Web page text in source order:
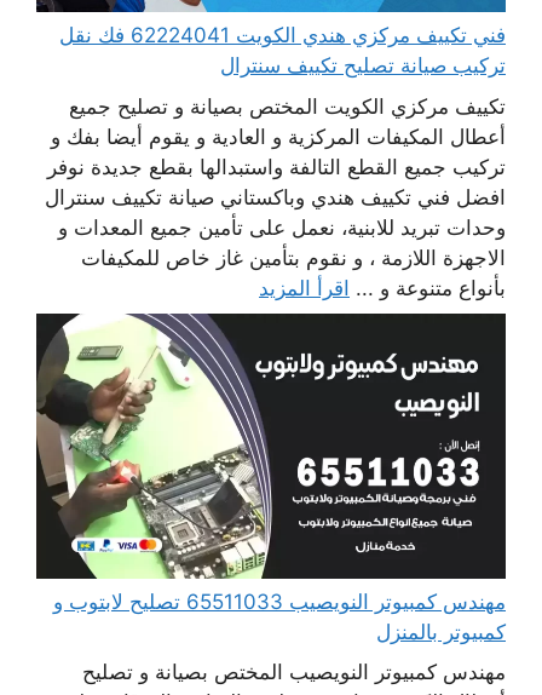
فني تكييف مركزي هندي الكويت 62224041 فك نقل
تركيب صيانة تصليح تكييف سنترال
تكييف مركزي الكويت المختص بصيانة و تصليح جميع
أعطال المكيفات المركزية و العادية و يقوم أيضا بفك و
تركيب جميع القطع التالفة واستبدالها بقطع جديدة نوفر
افضل فني تكييف هندي وباكستاني صيانة تكييف سنترال
وحدات تبريد للابنية، نعمل على تأمين جميع المعدات و
الاجهزة اللازمة ، و نقوم بتأمين غاز خاص للمكيفات
بأنواع متنوعة و ... اقرأ المزيد
مهندس كمبيوتر النويصيب 65511033 تصليح لابتوب و
كمبيوتر بالمنزل
مهندس كمبيوتر النويصيب المختص بصيانة و تصليح